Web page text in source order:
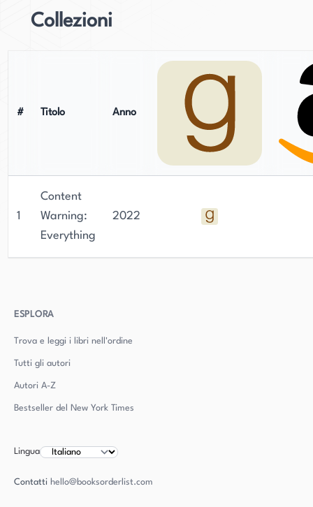
Collezioni
# Titolo Anno
1
Content
Warning:
Everything
2022
ESPLORA
Trova e leggi i libri nell'ordine
Tutti gli autori
Autori A-Z
Bestseller del New York Times
Lingua
Contatti hello@booksorderlist.com